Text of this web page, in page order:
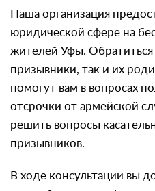
Наша организация
юридической сфере на
жителей Уфы. Обратиться
призывники, так и их
помогут вам в вопросах
отсрочки от армейской
решить вопросы
призывников.
В ходе консультации вы